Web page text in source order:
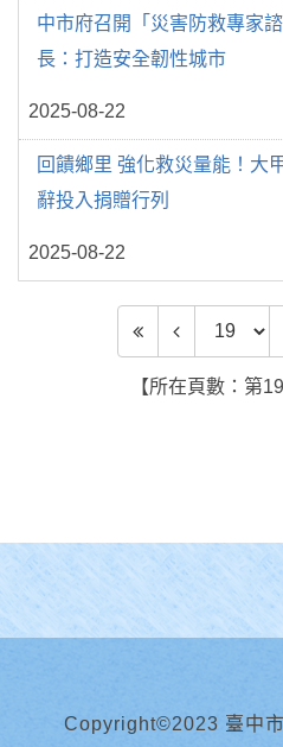
中市府召開「災害防救專家
長：打造安全韌性城市
2025-08-22
回饋鄉里 強化救災量能！大
辭投入捐贈行列
2025-08-22
前往頁數
【所在頁數：第
Copyright©2023 臺中